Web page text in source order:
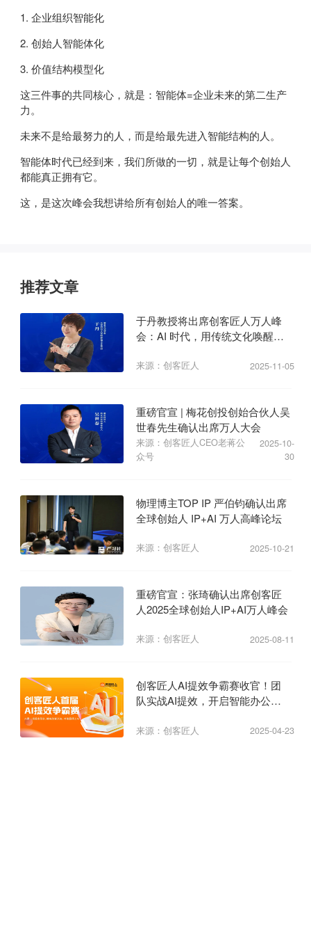
1. 企业组织智能化
2. 创始人智能体化
3. 价值结构模型化
这三件事的共同核心，就是：智能体=企业未来的第二生产
力。
未来不是给最努力的人，而是给最先进入智能结构的人。
智能体时代已经到来，我们所做的一切，就是让每个创始人
都能真正拥有它。
这，是这次峰会我想讲给所有创始人的唯一答案。
推荐文章
于丹教授将出席创客匠人万人峰
会：AI 时代，用传统文化唤醒商
来源：创客匠人 2025-11-05
重磅官宣 | 梅花创投创始合伙人吴
世春先生确认出席万人大会
来源：创客匠人CEO老蒋公
众号
2025-10-
30
物理博主TOP IP 严伯钧确认出席
全球创始人 IP+AI 万人高峰论坛
来源：创客匠人 2025-10-21
重磅官宣：张琦确认出席创客匠
人2025全球创始人IP+AI万人峰会
来源：创客匠人 2025-08-11
创客匠人AI提效争霸赛收官！团
队实战AI提效，开启智能办公新
来源：创客匠人 2025-04-23